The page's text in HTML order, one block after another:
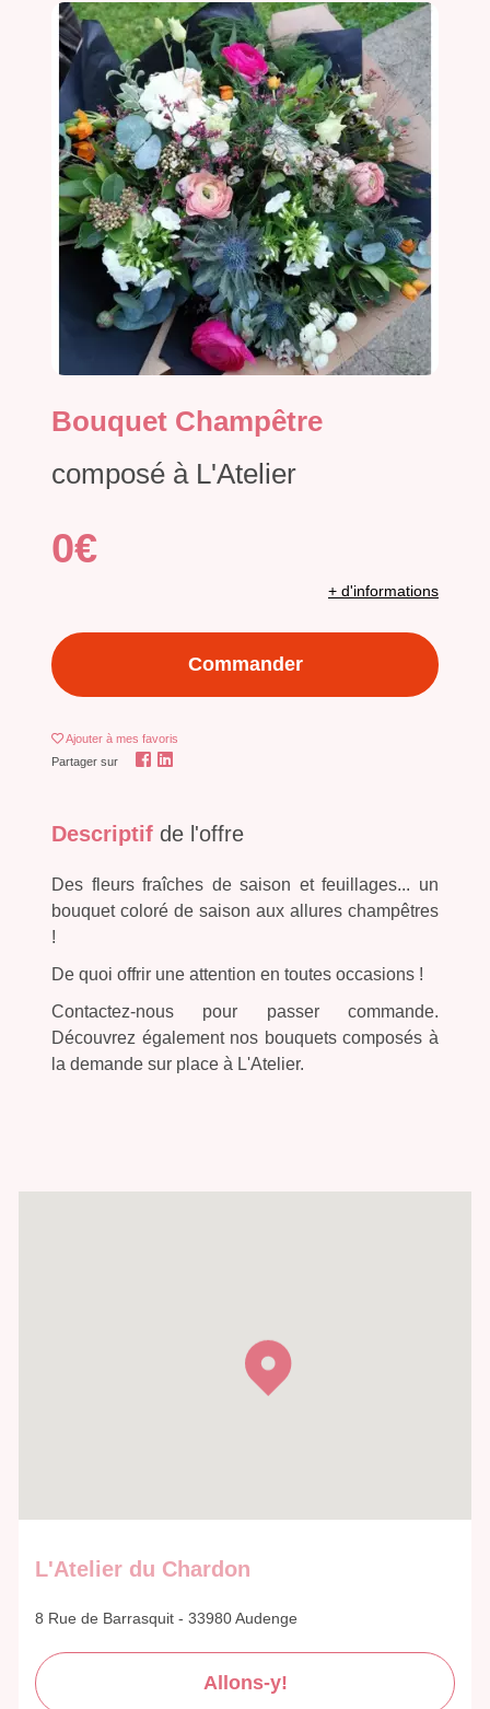
Bouquet Champêtre
composé à L'Atelier
0€
+ d'informations
Commander
Ajouter à mes favoris
Partager sur
Descriptif de l'offre
Des fleurs fraîches de saison et feuillages... un
bouquet coloré de saison aux allures champêtres
!
De quoi offrir une attention en toutes occasions !
Contactez-nous pour passer commande.
Découvrez également nos bouquets composés à
la demande sur place à L'Atelier.
L'Atelier du Chardon
8 Rue de Barrasquit - 33980 Audenge
Allons-y!